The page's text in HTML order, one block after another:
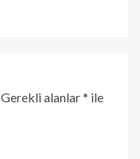
Gerekli alanlar* ile